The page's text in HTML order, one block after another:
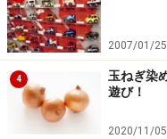
2007/01/25
4
玉ねぎ染
遊び！
2020/11/05